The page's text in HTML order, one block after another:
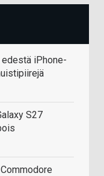
edestä iPhone-
S27